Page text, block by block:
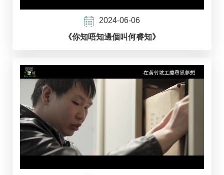
2024-06-06
《你知唔知邊個叫何睿知》